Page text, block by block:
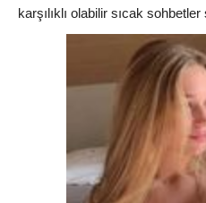
karşılıklı olabilir sıcak